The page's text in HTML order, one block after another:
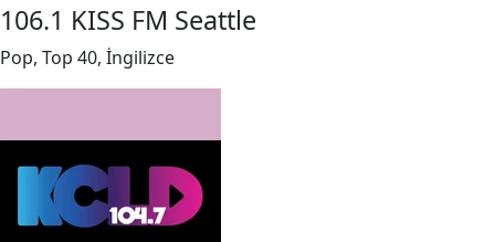
106.1 KISS FM Seattle
Pop, Top 40, İngilizce